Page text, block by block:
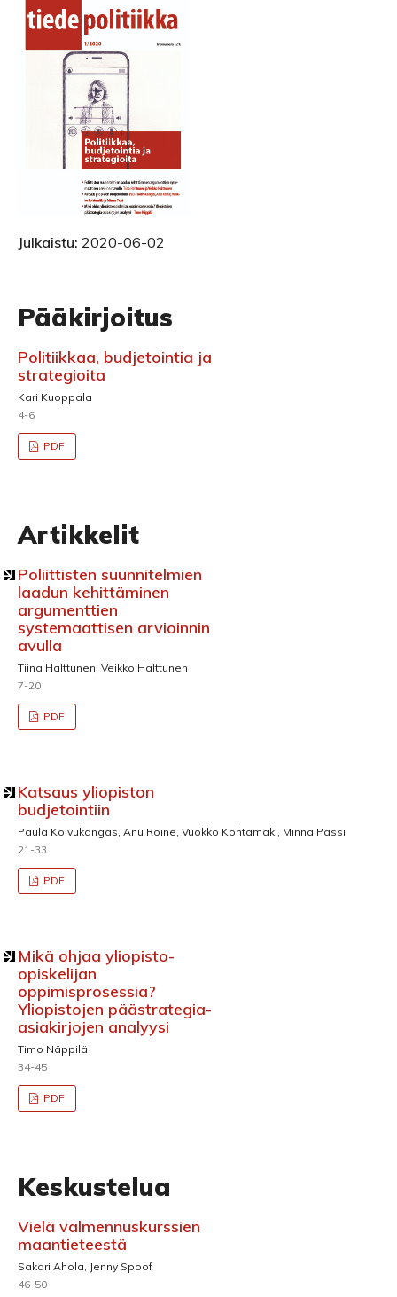
Julkaistu: 2020-06-02
Pääkirjoitus
Politiikkaa, budjetointia ja
strategioita
Kari Kuoppala
4-6
PDF
Artikkelit
Poliittisten suunnitelmien
laadun kehittäminen
argumenttien
systemaattisen arvioinnin
avulla
Tiina Halttunen, Veikko Halttunen
7-20
PDF
Katsaus yliopiston
budjetointiin
Paula Koivukangas, Anu Roine, Vuokko Kohtamäki, Minna Passi
21-33
PDF
Mikä ohjaa yliopisto-
opiskelijan
oppimisprosessia?
Yliopistojen päästrategia-
asiakirjojen analyysi
Timo Näppilä
34-45
PDF
Keskustelua
Vielä valmennuskurssien
maantieteestä
Sakari Ahola, Jenny Spoof
46-50